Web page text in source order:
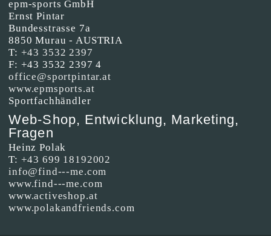
epm-sports GmbH
Ernst Pintar
Bundesstrasse 7a
8850 Murau - AUSTRIA
T: +43 3532 2397
F: +43 3532 2397 4
office@sportpintar.at
www.epmsports.at
Sportfachhändler
Web-Shop, Entwicklung, Marketing,
Fragen
Heinz Polak
T: +43 699 18192002
info@find---me.com
www.find---me.com
www.activeshop.at
www.polakandfriends.com